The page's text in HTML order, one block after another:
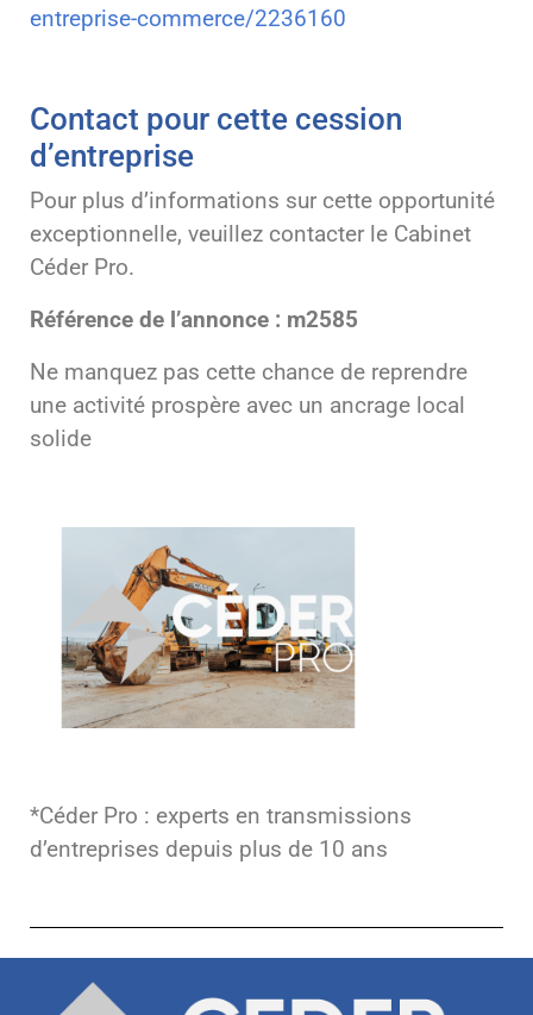
entreprise-commerce/2236160
Contact pour cette cession
d’entreprise
Pour plus d’informations sur cette opportunité
exceptionnelle, veuillez contacter le Cabinet
Céder Pro.
Référence de l’annonce : m2585
Ne manquez pas cette chance de reprendre
une activité prospère avec un ancrage local
solide
*Céder Pro : experts en transmissions
d’entreprises depuis plus de 10 ans